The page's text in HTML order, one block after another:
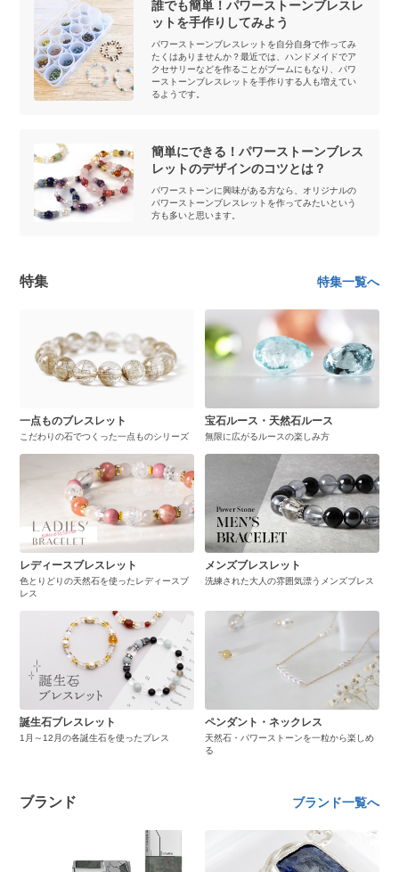
誰でも簡単！パワーストーンブレスレ
ットを手作りしてみよう
パワーストーンブレスレットを自分自身で作ってみ
たくはありませんか？最近では、ハンドメイドでア
クセサリーなどを作ることがブームにもなり、パワ
ーストーンブレスレットを手作りする人も増えてい
るようです。
簡単にできる！パワーストーンブレス
レットのデザインのコツとは？
パワーストーンに興味がある方なら、オリジナルの
パワーストーンブレスレットを作ってみたいという
方も多いと思います。
特集 特集一覧へ
一点ものブレスレット
こだわりの石でつくった一点ものシリーズ
宝石ルース・天然石ルース
無限に広がるルースの楽しみ方
レディースブレスレット
色とりどりの天然石を使ったレディースブ
レス
メンズブレスレット
洗練された大人の雰囲気漂うメンズブレス
誕生石ブレスレット
1月～12月の各誕生石を使ったブレス
ペンダント・ネックレス
天然石・パワーストーンを一粒から楽しめ
る
ブランド ブランド一覧へ